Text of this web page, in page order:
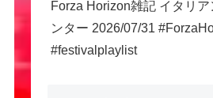
Forza Horizon雑記 イタリ
ンター 2026/07/31
#festivalplaylist